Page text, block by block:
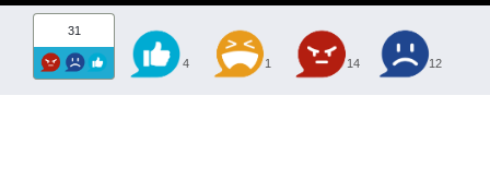
31
4 1 14 12